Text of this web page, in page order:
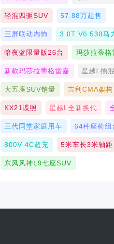
轻混四驱SUV 57.88万起售
三屏联动内饰 3.0T V6 530马
暗夜蓝限量版26台 玛莎拉蒂格
新款玛莎拉蒂格雷嘉 星越L插
大五座SUV销量 吉利CMA架构
KX21谍照 星越L全新换代
三代同堂家庭用车 64种座椅组
800V 4C超充 5米车长3米轴距
东风风神L9七座SUV